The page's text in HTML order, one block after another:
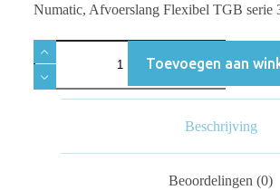
Numatic, Afvoerslang Flexibel TGB serie
Toevoegen aan
Beschrijving
Beoordelingen (0)